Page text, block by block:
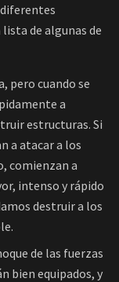
lista de algunas de
pero cuando se
a
estructuras. Si
a atacar a los
comienzan a
intenso y rápido
destruir a los
de las fuerzas
bien equipados, y